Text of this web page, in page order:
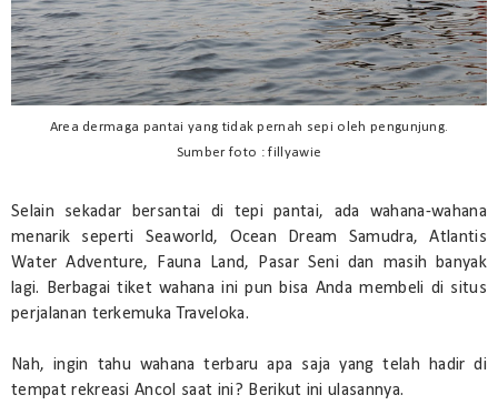
Area dermaga pantai yang tidak pernah sepi oleh pengunjung.
Sumber foto : fillyawie
Selain sekadar bersantai di tepi pantai, ada wahana-wahana
menarik seperti Seaworld, Ocean Dream Samudra, Atlantis
Water Adventure, Fauna Land, Pasar Seni dan masih banyak
lagi. Berbagai tiket wahana ini pun bisa Anda membeli di situs
perjalanan terkemuka Traveloka.
Nah, ingin tahu wahana terbaru apa saja yang telah hadir di
tempat rekreasi Ancol saat ini? Berikut ini ulasannya.